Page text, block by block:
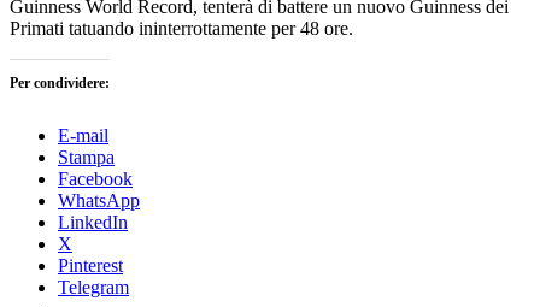
Guinness World Record, tenterà di battere un nuovo Guinness dei
Primati tatuando ininterrottamente per 48 ore.
Per condividere:
E-mail
Stampa
Facebook
WhatsApp
LinkedIn
X
Pinterest
Telegram